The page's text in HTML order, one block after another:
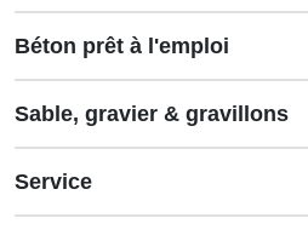
Béton prêt à l'emploi
Sable, gravier & gravillons
Service